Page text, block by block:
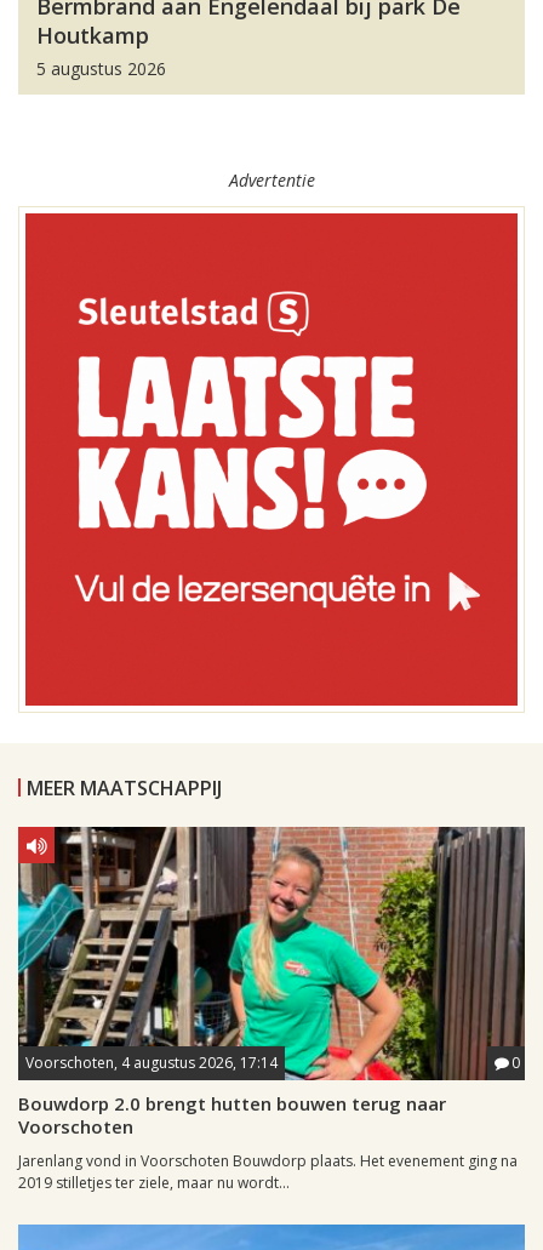
Bermbrand aan Engelendaal bij park De
Houtkamp
5 augustus 2026
Advertentie
MEER MAATSCHAPPIJ
Voorschoten, 4 augustus 2026, 17:14 0
Bouwdorp 2.0 brengt hutten bouwen terug naar
Voorschoten
Jarenlang vond in Voorschoten Bouwdorp plaats. Het evenement ging na
2019 stilletjes ter ziele, maar nu wordt...